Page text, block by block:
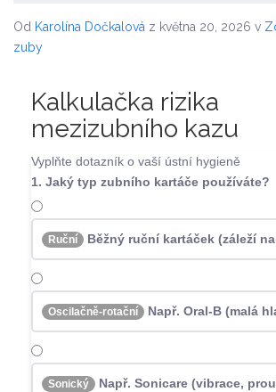
Od Karolína Dočkalová z května 20, 2026 v
zuby
Kalkulačka rizika
mezizubního kazu
Vyplňte dotazník o vaší ústní hygieně
1. Jaký typ zubního kartáče používáte?
Ruční Běžný ruční kartáček (záleží
Oscilačně-rotační Např. Oral-B (malá
Sonický
Např. Sonicare (vibrace,